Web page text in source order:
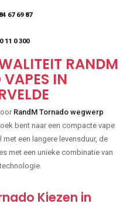
67 69 87
11 0 300
RANDM
IN
RandM Tornado wegwerp
bent naar een compacte vape
een langere levensduur, de
met een unieke combinatie van
Kiezen in